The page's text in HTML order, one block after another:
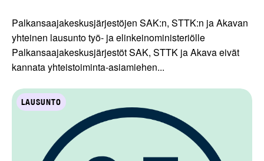
Palkansaajakeskusjärjestöjen SAK:n, STTK:n ja Akavan
yhteinen lausunto työ- ja elinkeinoministeriölle
Palkansaajakeskusjärjestöt SAK, STTK ja Akava eivät
kannata yhteistoiminta-asiamiehen...
LAUSUNTO